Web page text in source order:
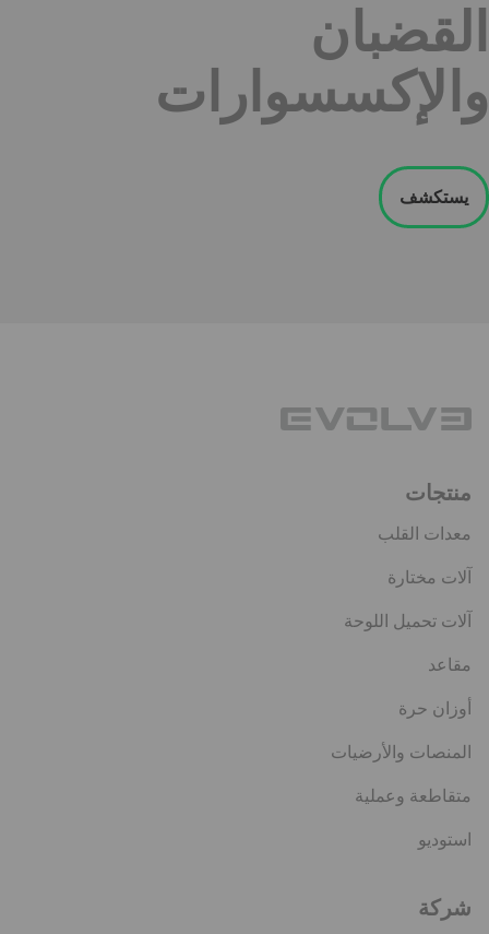
القضبان
والإكسسوارات
يستكشف
منتجات
معدات القلب
آلات مختارة
آلات تحميل اللوحة
مقاعد
أوزان حرة
المنصات والأرضيات
متقاطعة وعملية
استوديو
شركة